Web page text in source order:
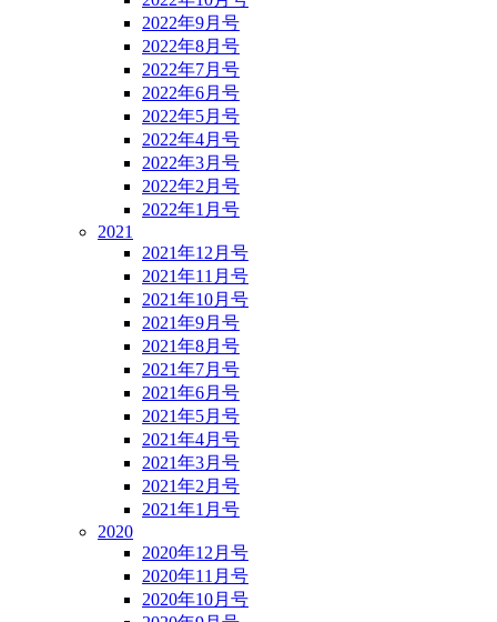
2022年9月号
2022年8月号
2022年7月号
2022年6月号
2022年5月号
2022年4月号
2022年3月号
2022年2月号
2022年1月号
2021
2021年12月号
2021年11月号
2021年10月号
2021年9月号
2021年8月号
2021年7月号
2021年6月号
2021年5月号
2021年4月号
2021年3月号
2021年2月号
2021年1月号
2020
2020年12月号
2020年11月号
2020年10月号